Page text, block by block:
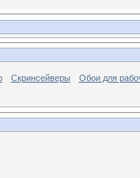
Скринсейверы Обои для